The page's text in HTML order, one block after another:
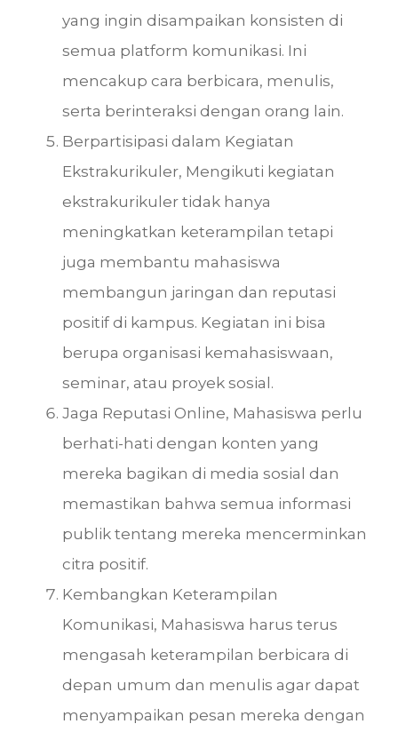
yang ingin disampaikan konsisten di
semua platform komunikasi. Ini
mencakup cara berbicara, menulis,
serta berinteraksi dengan orang lain.
Berpartisipasi dalam Kegiatan
Ekstrakurikuler, Mengikuti kegiatan
ekstrakurikuler tidak hanya
meningkatkan keterampilan tetapi
juga membantu mahasiswa
membangun jaringan dan reputasi
positif di kampus. Kegiatan ini bisa
berupa organisasi kemahasiswaan,
seminar, atau proyek sosial.
Jaga Reputasi Online, Mahasiswa perlu
berhati-hati dengan konten yang
mereka bagikan di media sosial dan
memastikan bahwa semua informasi
publik tentang mereka mencerminkan
citra positif.
Kembangkan Keterampilan
Komunikasi, Mahasiswa harus terus
mengasah keterampilan berbicara di
depan umum dan menulis agar dapat
menyampaikan pesan mereka dengan